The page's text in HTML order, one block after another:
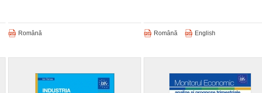
Română Română English